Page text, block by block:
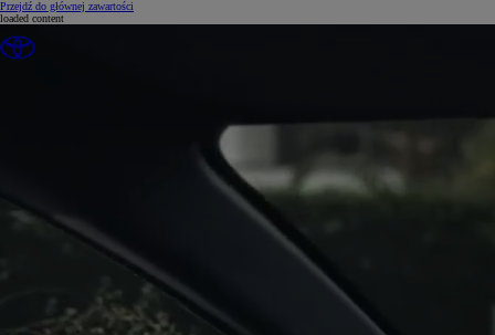
Przejdź do głównej zawartości
loaded content